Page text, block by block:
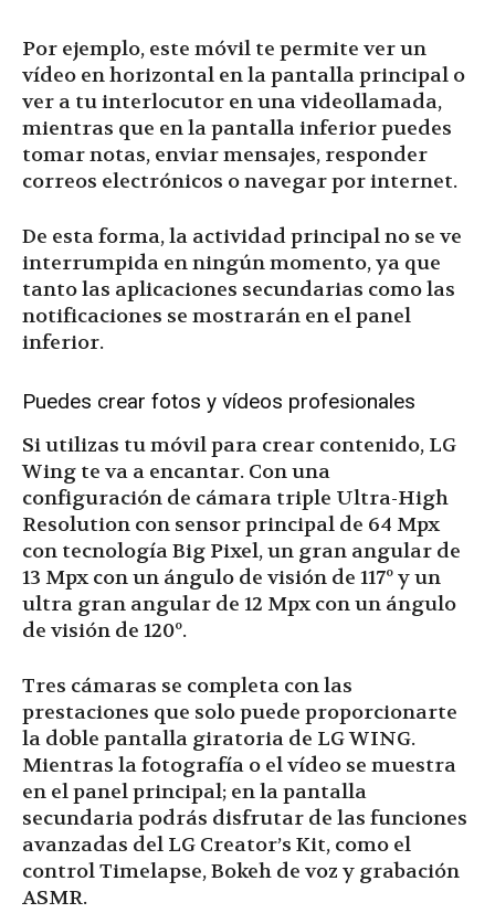
Por ejemplo, este móvil te permite ver un
vídeo en horizontal en la pantalla principal o
ver a tu interlocutor en una videollamada,
mientras que en la pantalla inferior puedes
tomar notas, enviar mensajes, responder
correos electrónicos o navegar por internet.
De esta forma, la actividad principal no se ve
interrumpida en ningún momento, ya que
tanto las aplicaciones secundarias como las
notificaciones se mostrarán en el panel
inferior.
Puedes crear fotos y vídeos profesionales
Si utilizas tu móvil para crear contenido, LG
Wing te va a encantar. Con una
configuración de cámara triple Ultra-High
Resolution con sensor principal de 64 Mpx
con tecnología Big Pixel, un gran angular de
13 Mpx con un ángulo de visión de 117º y un
ultra gran angular de 12 Mpx con un ángulo
de visión de 120º.
Tres cámaras se completa con las
prestaciones que solo puede proporcionarte
la doble pantalla giratoria de LG WING.
Mientras la fotografía o el vídeo se muestra
en el panel principal; en la pantalla
secundaria podrás disfrutar de las funciones
avanzadas del LG Creator’s Kit, como el
control Timelapse, Bokeh de voz y grabación
ASMR.